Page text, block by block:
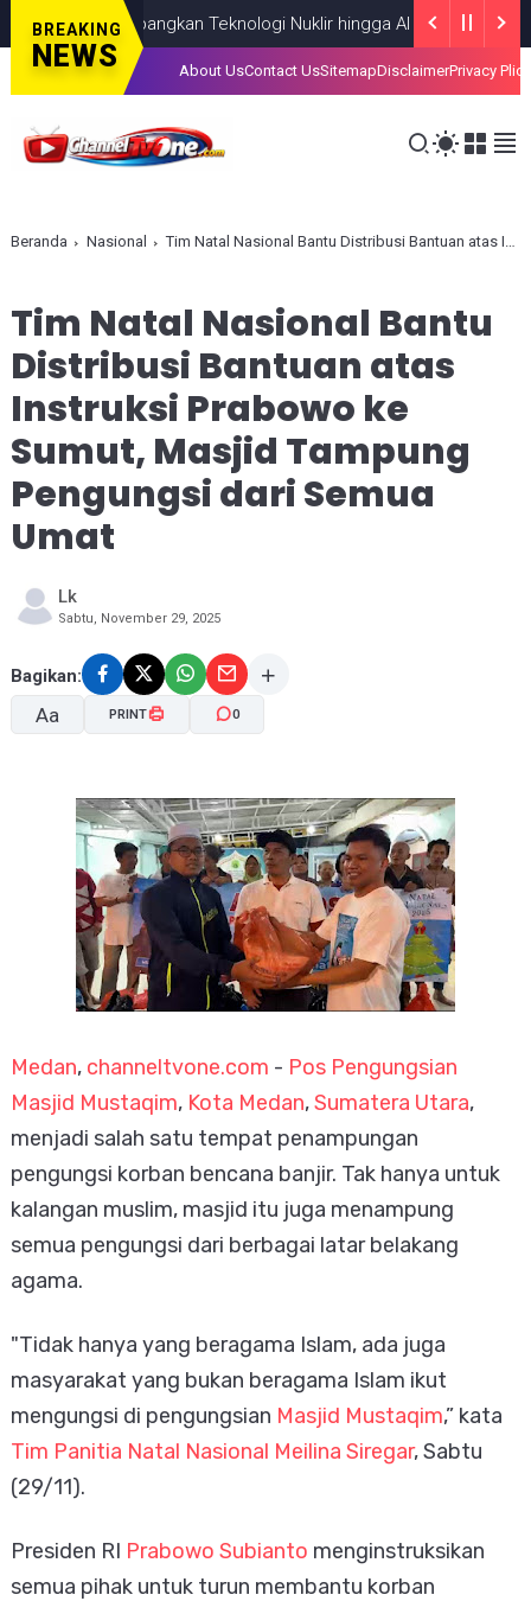
BREAKING
NEWS
Kembangkan Teknologi Nuklir hingga AI NASIONAL AUGUST
About UsContact UsSitemapDisclaimerPrivacy Plice
Beranda Nasional Tim Natal Nasional Bantu Distribusi Bantuan atas Instruksi Prabowo ke Sumut, Masjid Tampung Pengungsi dari Semua Umat
Tim Natal Nasional Bantu
Distribusi Bantuan atas
Instruksi Prabowo ke
Sumut, Masjid Tampung
Pengungsi dari Semua
Umat
Lk
Sabtu, November 29, 2025
Bagikan:
Aa
A- A+
PRINT 0
Medan, channeltvone.com - Pos Pengungsian
Masjid Mustaqim, Kota Medan,Sumatera Utara,
menjadi salah satu tempat penampungan
pengungsi korban bencana banjir. Tak hanya untuk
kalangan muslim, masjid itu juga menampung
semua pengungsi dari berbagai latar belakang
agama.
"Tidak hanya yang beragama Islam, ada juga
masyarakat yang bukan beragama Islam ikut
mengungsi di pengungsian Masjid Mustaqim,” kata
Tim Panitia Natal Nasional Meilina Siregar, Sabtu
(29/11).
Presiden RI Prabowo Subianto menginstruksikan
semua pihak untuk turun membantu korban